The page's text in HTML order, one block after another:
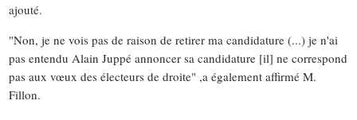
ajouté.
"Non, je ne vois pas de raison de retirer ma candidature (...) je n'ai
pas entendu Alain Juppé annoncer sa candidature [il] ne correspond
pas aux vœux des électeurs de droite" ,a également affirmé M.
Fillon.